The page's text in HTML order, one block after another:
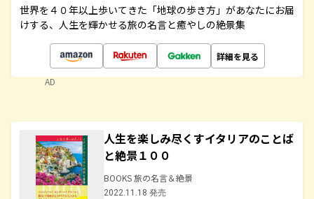
世界を４０年以上歩いてきた「地球の歩き方」があなたにお届
けする、人生を輝かせる旅の名言と癒やしの絶景集
詳細を見る
AD
人生を楽しみ尽くすイタリアのことば
と絶景１００
BOOKS 旅の名言＆絶景
2022.11.18 発売